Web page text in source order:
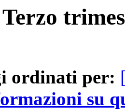
ordinati per:
su